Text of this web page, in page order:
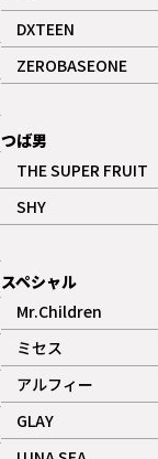
ギャラリー
記事
ギャラリー
DXTEEN
記事
ギャラリー
ZEROBASEONE
記事
つば男
THE SUPER FRUIT
記事
ギャラリー
SHY
記事
スペシャル
Mr.Children
記事
ミセス
記事
アルフィー
記事
GLAY
記事